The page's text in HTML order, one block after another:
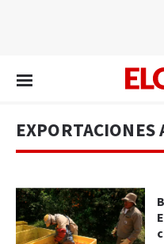
EXPORTACIONES